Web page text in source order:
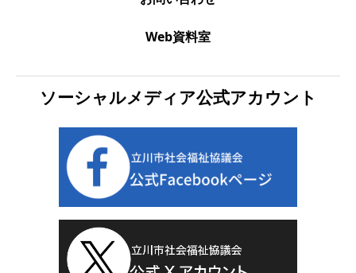
Web資料室
ソーシャルメディア公式アカウント